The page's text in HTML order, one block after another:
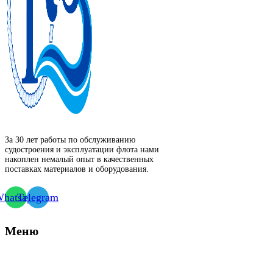
За 30 лет работы по обслуживанию
судостроения и эксплуатации флота нами
накоплен немалый опыт в качественных
поставках материалов и оборудования.
Telegram
Меню